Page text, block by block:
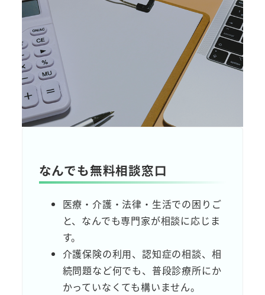
なんでも無料相談窓口
医療・介護・法律・生活での困りご
と、なんでも専門家が相談に応じま
す。
介護保険の利用、認知症の相談、相
続問題など何でも、普段診療所にか
かっていなくても構いません。